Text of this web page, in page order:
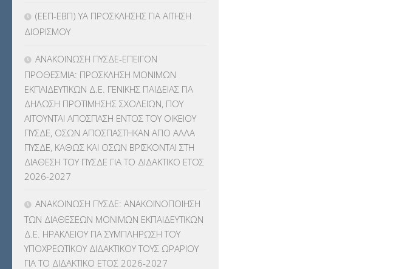
ΚΠπ- ΚΡΑΤΙΚΟ ΠΙΣΤΟΠΟΙΗΤΙΚΟ
ΛΟΙΠΑ(309)
ΜΑΘΗΤΕΙΑ(275)
ΜΕΤΑΘΕΣΕΙΣ-ΤΟΠΟΘΕΤΗΣΕΙΣ
ΒΕΛΤΙΩΣΕΙΣ(319)
ΜΕΤΑΤΑΞΕΙΣ
ΜΕΤΑΦΟΡΑ ΜΑΘΗΤΩΝ(3)
ΝΟΜΟΘΕΣΙΑ(66)
ΟΙΚΟΝΟΜΙΚΑ ΘΕΜΑΤΑ(73)
(ΕΕΠ-ΕΒΠ) ΥΑ ΠΡΟΣΚΛΗΣΗΣ ΓΙΑ ΑΙΤΗΣΗ
ΔΙΟΡΙΣΜΟΥ
ΑΝΑΚΟΙΝΩΣΗ ΠΥΣΔΕ-ΕΠΕΙΓΟΝ
ΠΡΟΘΕΣΜΙΑ: ΠΡΟΣΚΛΗΣΗ ΜΟΝΙΜΩΝ
ΕΚΠΑΙΔΕΥΤΙΚΩΝ Δ.Ε. ΓΕΝΙΚΗΣ ΠΑΙΔΕΙΑΣ ΓΙΑ
ΔΗΛΩΣΗ ΠΡΟΤΙΜΗΣΗΣ ΣΧΟΛΕΙΩΝ, ΠΟΥ
ΑΙΤΟΥΝΤΑΙ ΑΠΟΣΠΑΣΗ ΕΝΤΟΣ ΤΟΥ ΟΙΚΕΙΟΥ
ΠΥΣΔΕ, ΟΣΩΝ ΑΠΟΣΠΑΣΤΗΚΑΝ ΑΠΟ ΑΛΛΑ
ΠΥΣΔΕ, ΚΑΘΩΣ ΚΑΙ ΟΣΩΝ ΒΡΙΣΚΟΝΤΑΙ ΣΤΗ
ΔΙΑΘΕΣΗ ΤΟΥ ΠΥΣΔΕ ΓΙΑ ΤΟ ΔΙΔΑΚΤΙΚΟ ΕΤΟΣ
2026-2027
ΑΝΑΚΟΙΝΩΣΗ ΠΥΣΔΕ: ΑΝΑΚΟΙΝΟΠΟΙΗΣΗ
ΤΩΝ ΔΙΑΘΕΣΕΩΝ ΜΟΝΙΜΩΝ ΕΚΠΑΙΔΕΥΤΙΚΩΝ
Δ.Ε. ΗΡΑΚΛΕΙΟΥ ΓΙΑ ΣΥΜΠΛΗΡΩΣΗ ΤΟΥ
ΥΠΟΧΡΕΩΤΙΚΟΥ ΔΙΔΑΚΤΙΚΟΥ ΤΟΥΣ ΩΡΑΡΙΟΥ
ΓΙΑ ΤΟ ΔΙΔΑΚΤΙΚΟ ΕΤΟΣ 2026-2027